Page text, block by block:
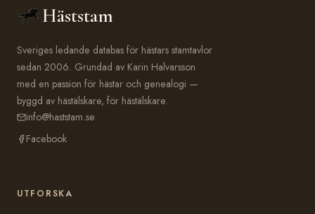
Häststam
Sveriges ledande databas för hästars stamtavlor
sedan 2006. Grundad av Karin Halvarsson
med en passion för hästar och genealogi —
byggd av hästälskare, för hästälskare.
info@haststam.se
Facebook
UTFORSKA